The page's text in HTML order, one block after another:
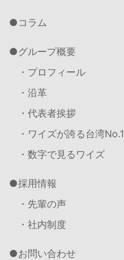
コラム
グループ概要
・プロフィール
・沿革
・代表者挨拶
・ワイズが誇る台湾No.1
・数字で見るワイズ
採用情報
・先輩の声
・社内制度
お問い合わせ